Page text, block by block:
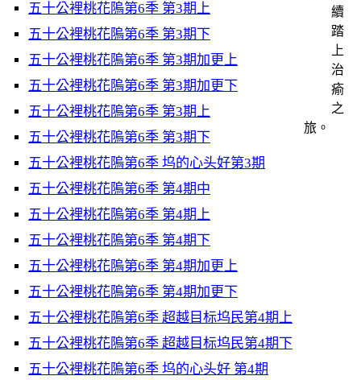
五十公裡桃花隖第6季 第3期上
五十公裡桃花隖第6季 第3期下
五十公裡桃花隖第6季 第3期加更上
五十公裡桃花隖第6季 第3期加更下
五十公裡桃花隖第6季 第3期上
五十公裡桃花隖第6季 第3期下
五十公裡桃花隖第6季 坞的心头好第3期
五十公裡桃花隖第6季 第4期中
五十公裡桃花隖第6季 第4期上
五十公裡桃花隖第6季 第4期下
五十公裡桃花隖第6季 第4期加更上
五十公裡桃花隖第6季 第4期加更下
五十公裡桃花隖第6季 超越目标坞民第4期上
五十公裡桃花隖第6季 超越目标坞民第4期下
五十公裡桃花隖第6季 坞的心头好 第4期
續
踏
上
治
瘉
之
旅。